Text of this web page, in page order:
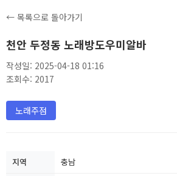
← 목록으로 돌아가기
천안 두정동 노래방도우미알바
작성일: 2025-04-18 01:16
조회수: 2017
노래주점
지역
충남